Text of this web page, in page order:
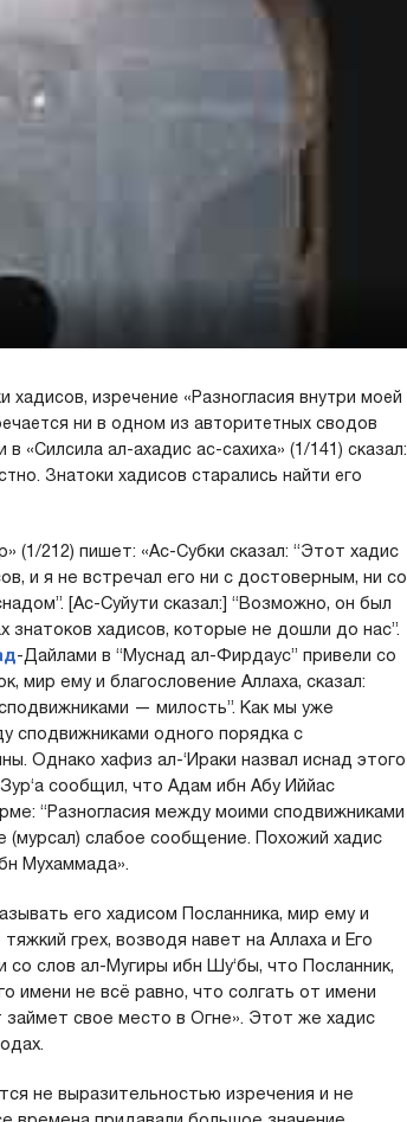
хадисов, изречение «Разногласия внутри моей
ни в одном из авторитетных сводов
«Силсила ал-ахадис ас-сахиха» (1/141) сказал:
Знатоки хадисов старались найти его
(1/212) пишет: «Ас-Субки сказал: “Этот хадис
и я не встречал его ни с достоверным, ни со
[Ас-Суйути сказал:] “Возможно, он был
знатоков хадисов, которые не дошли до нас”.
-Дайлами в “Муснад ал-Фирдаус” привели со
мир ему и благословение Аллаха, сказал:
— милость”. Как мы уже
сподвижниками одного порядка с
Однако хафиз ал-‘Ираки назвал иснад этого
сообщил, что Адам ибн Абу Иййас
“Разногласия между моими сподвижниками
слабое сообщение. Похожий хадис
Мухаммада».
его хадисом Посланника, мир ему и
грех, возводя навет на Аллаха и Его
слов ал-Мугиры ибн Шу‘бы, что Посланник,
имени не всё равно, что солгать от имени
свое место в Огне». Этот же хадис
не выразительностью изречения и не